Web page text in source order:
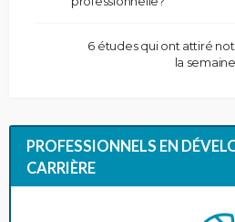
6 études qui ont attiré
la
PROFESSIONNELS EN
CARRIÈRE